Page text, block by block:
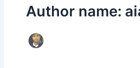
Author name: